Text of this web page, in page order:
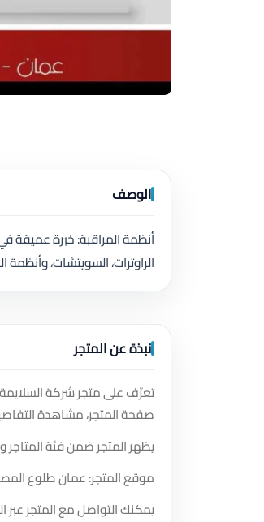
الوصف
الراوترات، السويتشات،
نبذة عن المتجر
تعرّف على متجر شركة
صفحة المتجر، مشاهدة
يظهر المتجر ضمن فئة المتاجر
موقع المتجر: عمان طلوع
يمكنك التواصل مع المتجر عبر